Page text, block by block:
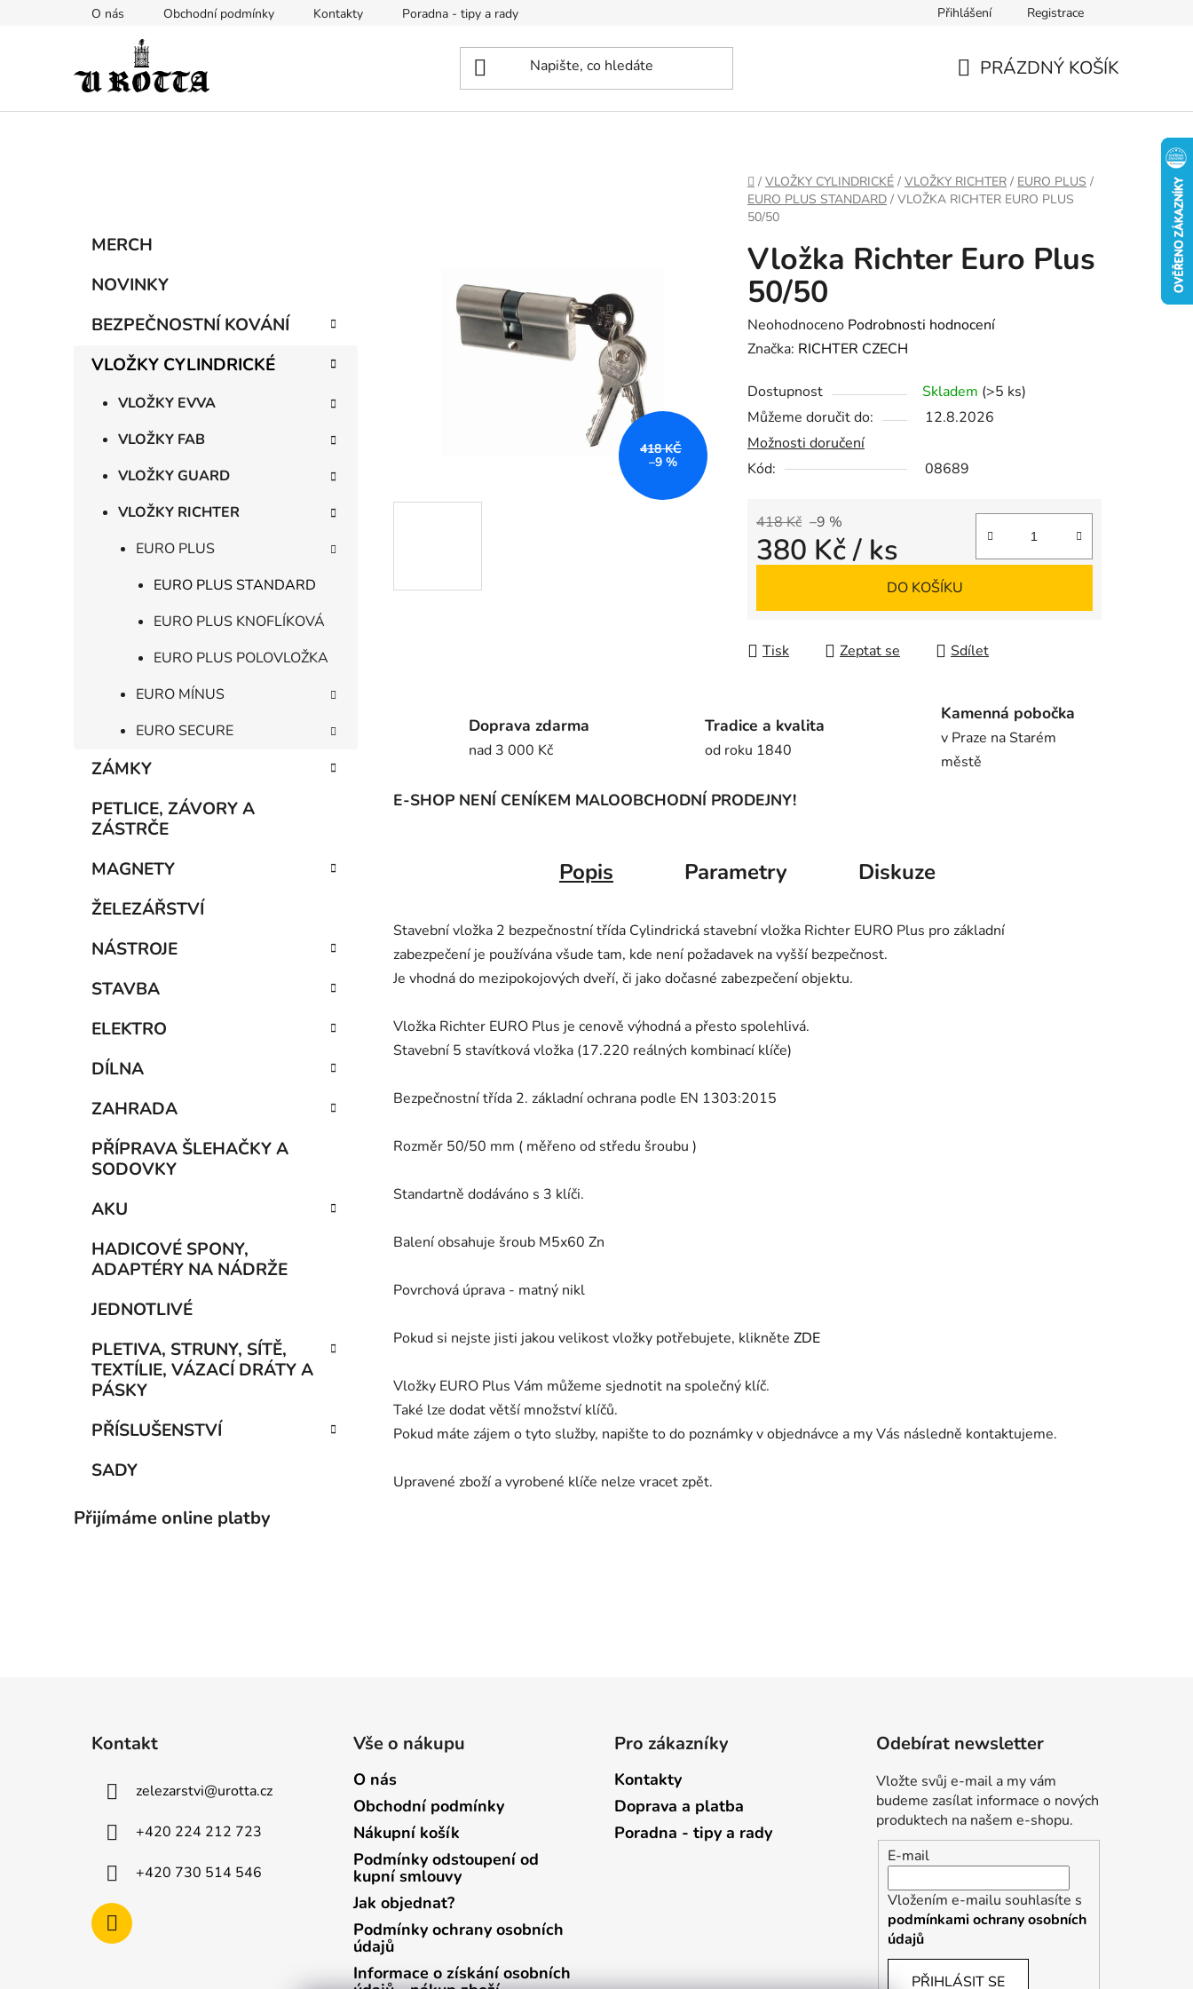
O nás Obchodní podmínky Kontakty Poradna - tipy a rady Přihlášení Registrace
PRÁZDNÝ KOŠÍK
DOMŮ
/ VLOŽKY CYLINDRICKÉ / VLOŽKY RICHTER / EURO PLUS /
EURO PLUS STANDARD / VLOŽKA RICHTER EURO PLUS
50/50
Přeskočit
kategorie
MERCH
NOVINKY
BEZPEČNOSTNÍ KOVÁNÍ
VLOŽKY CYLINDRICKÉ
VLOŽKY EVVA
VLOŽKY FAB
VLOŽKY GUARD
VLOŽKY RICHTER
EURO PLUS
EURO PLUS STANDARD
EURO PLUS KNOFLÍKOVÁ
EURO PLUS POLOVLOŽKA
EURO MÍNUS
EURO SECURE
ZÁMKY
PETLICE, ZÁVORY A
ZÁSTRČE
MAGNETY
ŽELEZÁŘSTVÍ
NÁSTROJE
STAVBA
ELEKTRO
DÍLNA
ZAHRADA
PŘÍPRAVA ŠLEHAČKY A
SODOVKY
AKU
HADICOVÉ SPONY,
ADAPTÉRY NA NÁDRŽE
JEDNOTLIVÉ
PLETIVA, STRUNY, SÍTĚ,
TEXTÍLIE, VÁZACÍ DRÁTY A
PÁSKY
PŘÍSLUŠENSTVÍ
SADY
Přijímáme online platby
Vložka Richter Euro Plus
50/50
Průměrné
hodnocení
je
0,0
z
5
Neohodnoceno Podrobnosti hodnocení
Značka: RICHTER CZECH
Dostupnost Skladem (>5 ks)
Můžeme doručit do:
12.8.2026
Možnosti doručení
Kód:
08689
418 Kč –9 %
380 Kč/ ks
DO KOŠÍKU
Tisk Zeptat se Sdílet
418 KČ
–9 %
Doprava zdarma
nad 3 000 Kč
Tradice a kvalita
od roku 1840
Kamenná pobočka
v Praze na Starém
městě
E-SHOP NENÍ CENÍKEM MALOOBCHODNÍ PRODEJNY!
Popis Parametry Diskuze
Stavební vložka 2 bezpečnostní třída Cylindrická stavební vložka Richter EURO Plus pro základní
zabezpečení je používána všude tam, kde není požadavek na vyšší bezpečnost.
Je vhodná do mezipokojových dveří, či jako dočasné zabezpečení objektu.
Vložka Richter EURO Plus je cenově výhodná a přesto spolehlivá.
Stavební 5 stavítková vložka (17.220 reálných kombinací klíče)
Bezpečnostní třída 2. základní ochrana podle EN 1303:2015
Rozměr 50/50 mm ( měřeno od středu šroubu )
Standartně dodáváno s 3 klíči.
Balení obsahuje šroub M5x60 Zn
Povrchová úprava - matný nikl
Pokud si nejste jisti jakou velikost vložky potřebujete, klikněte ZDE
Vložky EURO Plus Vám můžeme sjednotit na společný klíč.
Také lze dodat větší množství klíčů.
Pokud máte zájem o tyto služby, napište to do poznámky v objednávce a my Vás následně kontaktujeme.
Upravené zboží a vyrobené klíče nelze vracet zpět.
Kontakt
zelezarstvi@urotta.cz
+420 224 212 723
+420 730 514 546
Vše o nákupu
O nás
Obchodní podmínky
Nákupní košík
Podmínky odstoupení od
kupní smlouvy
Jak objednat?
Podmínky ochrany osobních
údajů
Informace o získání osobních
Pro zákazníky
Kontakty
Doprava a platba
Poradna - tipy a rady
Odebírat newsletter
Vložte svůj e-mail a my vám
budeme zasílat informace o nových
produktech na našem e-shopu.
E-mail
Vložením e-mailu souhlasíte s
podmínkami ochrany osobních
údajů
PŘIHLÁSIT SE